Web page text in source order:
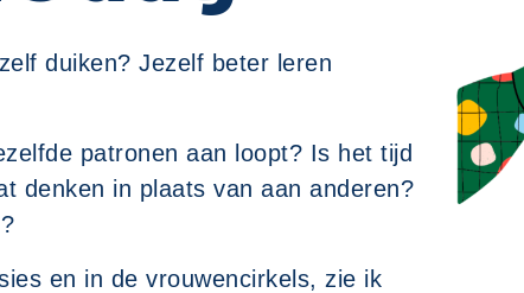
duiken? Jezelf beter leren
patronen aan loopt? Is het tijd
denken in plaats van aan anderen?
en in de vrouwencirkels, zie ik